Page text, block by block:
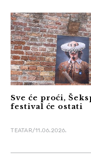
Sve će proći,
festival će ostati
TEATAR/11.06.2026.